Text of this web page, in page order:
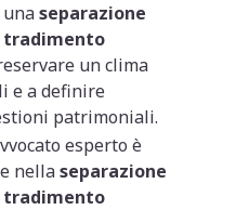
unaseparazione
tradimento
un clima
e a definire
patrimoniali.
esperto è
nellaseparazione
tradimento